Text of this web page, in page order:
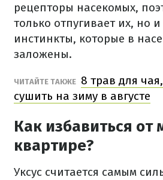
рецепторы насекомых,
только отпугивает их, но
инстинкты, которые в
заложены.
ЧИТАЙТЕ ТАКЖЕ 8 трав для
сушить на зиму в августе
Как избавиться от
квартире?
Уксус считается самым